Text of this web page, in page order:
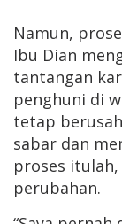
Namun,
Ibu Dian
tantangan
penghuni di
tetap
sabar dan
proses
perubahan.